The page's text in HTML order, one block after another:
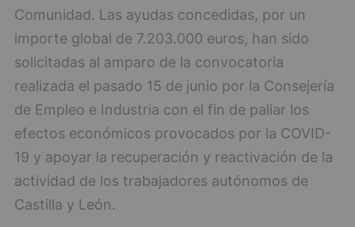
Comunidad. Las ayudas concedidas, por un
importe global de 7.203.000 euros, han sido
solicitadas al amparo de la convocatoria
realizada el pasado 15 de junio por la Consejería
de Empleo e Industria con el fin de paliar los
efectos económicos provocados por la COVID-
19 y apoyar la recuperación y reactivación de la
actividad de los trabajadores autónomos de
Castilla y León.